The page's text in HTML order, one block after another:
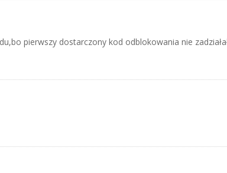
pierwszy dostarczony kod odblokowania nie